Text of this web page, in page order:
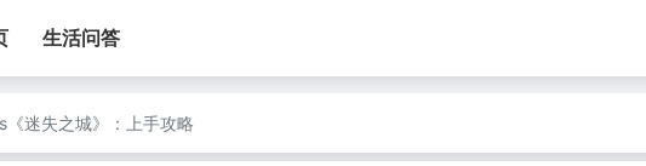
生活问答
《迷失之城》：上手攻略